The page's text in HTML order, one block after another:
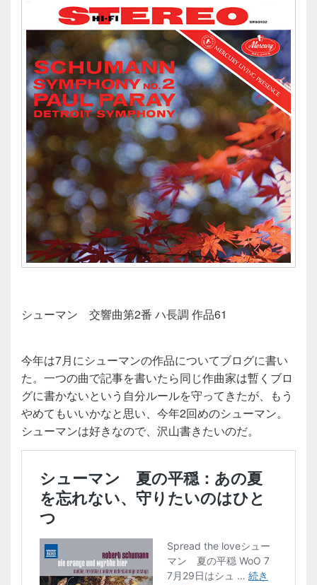
シューマン 交響曲第2番 ハ長調 作品61
今年は7月にシューマンの作品についてブログに書い
た。一つの曲で記事を書いたら同じ作曲家は暫くブロ
グに書かないという自分ルールを守ってきたが、もう
やめてもいいかなと思い、今年2回めのシューマン。
シューマンは好きなので、沢山書きたいのだ。